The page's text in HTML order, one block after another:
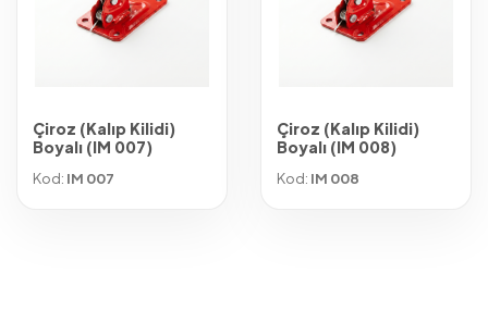
Çiroz (Kalıp Kilidi)
Boyalı (IM 007)
Kod: IM 007
Çiroz (Kalıp Kilidi)
Boyalı (IM 008)
Kod: IM 008